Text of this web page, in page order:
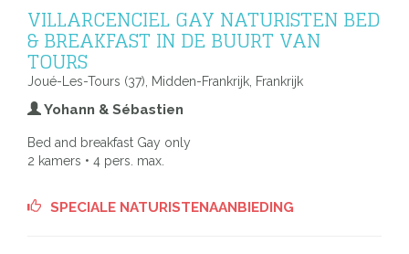
VILLARCENCIEL GAY NATURISTEN BED
& BREAKFAST IN DE BUURT VAN
TOURS
Joué-Les-Tours (37), Midden-Frankrijk, Frankrijk
Yohann & Sébastien
Bed and breakfast Gay only
2 kamers • 4 pers. max.
SPECIALE NATURISTENAANBIEDING